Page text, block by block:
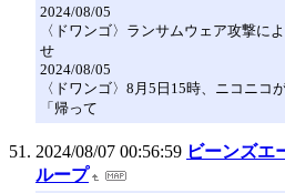
2024/08/05
〈ドワンゴ〉ランサムウェア攻撃に
せ
2024/08/05
〈ドワンゴ〉8月5日15時、ニコニ
「帰って
2024/08/07 00:56:59 ビーンズエ
ループ